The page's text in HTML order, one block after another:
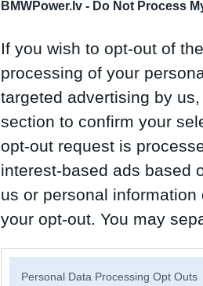
BMWPower.lv - Do Not Process
If you wish to opt-out of
processing of your
targeted advertising by
section to confirm your
opt-out request is
interest-based ads based
us or personal
your opt-out. You may
Personal Data Processing Opt Outs